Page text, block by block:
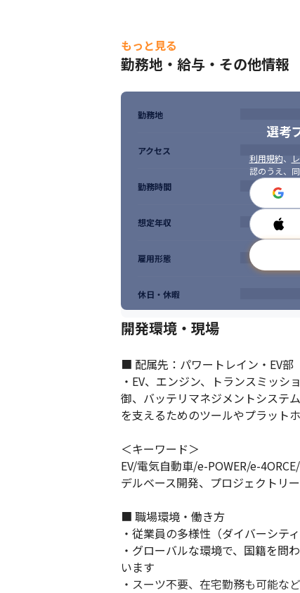
もっと見る
勤務地・給与・その他情報
選考
利用規約、
認のうえ、
勤務地
アクセス
勤務時間
想定年収
雇用形態
休日・休暇
開発環境・現場
■ 配属先：パワートレイン・EV部
・EV、エンジン、トランスミッ
御、バッテリマネジメントシステ
を支えるためのツールやプラット
＜キーワード＞
EV/電気自動車/e-POWER/e-
デルベース開発、プロジェクトリ
■ 職場環境・働き方
・従業員の多様性（ダイバーシテ
・グローバルな環境で、国籍を問
います
・スーツ不要、在宅勤務も可能な